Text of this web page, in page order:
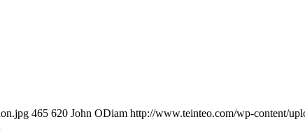
465 620 John ODiam http://www.teinteo.com/wp-content/